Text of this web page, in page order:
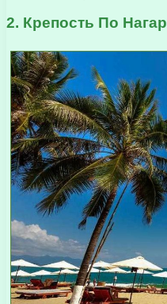
2. Крепость По Нагар